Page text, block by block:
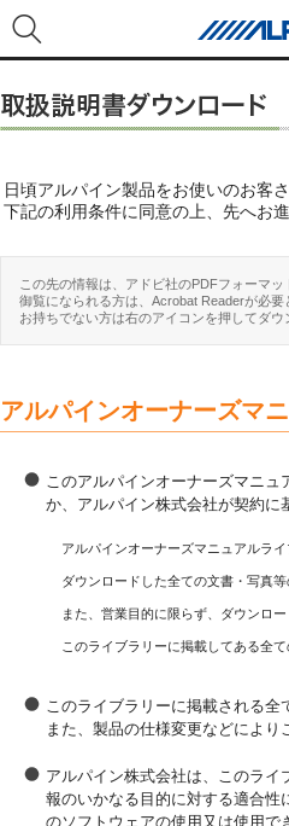
日頃アルパイン製品をお使いのお客
下記の利用条件に同意の上、先へお進
この先の情報は、アドビ社のPDFフォーマッ
御覧になられる方は、Acrobat Readerが必要
お持ちでない方は右のアイコンを押してダウ
アルパインオーナーズマ
このアルパインオーナーズマニ
か、アルパイン株式会社が契約に
アルパインオーナーズマニュアルラ
ダウンロードした全ての文書・写真
また、営業目的に限らず、ダウンロ
このライブラリーに掲載してある全
このライブラリーに掲載される
また、製品の仕様変更などによ
アルパイン株式会社は、このラ
報のいかなる目的に対する適合性
のソフトウェアの使用又は使用で